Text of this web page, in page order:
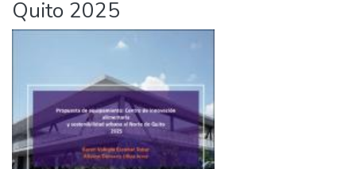
Quito 2025